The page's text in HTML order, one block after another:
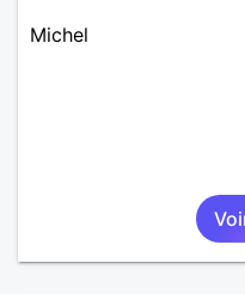
Michel